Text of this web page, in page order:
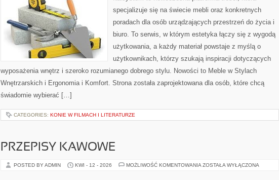
specjalizuje się na świecie mebli oraz konkretnych
poradach dla osób urządzających przestrzeń do życia i
biuro. To serwis, w którym estetyka łączy się z wygodą
użytkowania, a każdy materiał powstaje z myślą o
użytkownikach, którzy szukają inspiracji dotyczących
wyposażenia wnętrz i szeroko rozumianego dobrego stylu. Nowości to Meble w Stylach
Wnętrzarskich i Ergonomia i Komfort. Strona została zaprojektowana dla osób, które chcą
świadomie wybierać […]
CATEGORIES: KONIE W FILMACH I LITERATURZE
PRZEPISY KAWOWE
POSTED BY ADMIN KWI - 12 - 2026 MOŻLIWOŚĆ KOMENTOWANIA PRZEPISY
ZOSTAŁA WYŁĄCZONA